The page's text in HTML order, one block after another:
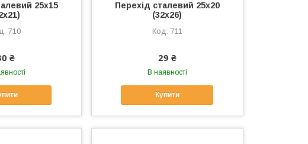
25х15
710
₴
Перехід сталевий 25х20
(32х26)
711
29 ₴
В наявності
Купити